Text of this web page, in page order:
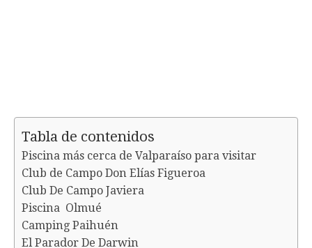
Tabla de contenidos
Piscina más cerca de Valparaíso para visitar
Club de Campo Don Elías Figueroa
Club De Campo Javiera
Piscina Olmué
Camping Paihuén
El Parador De Darwin